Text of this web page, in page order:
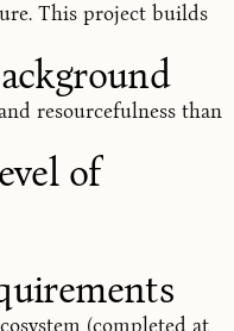
This project builds
resourcefulness than
of
(completed at